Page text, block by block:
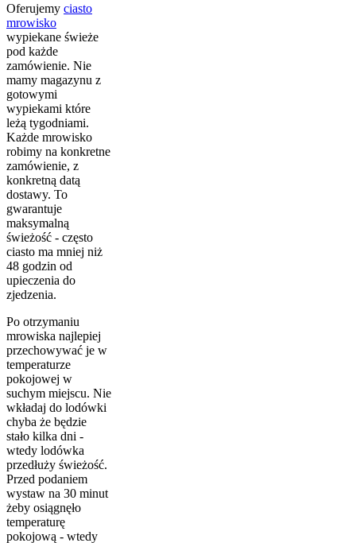
Oferujemy ciasto
mrowisko
wypiekane świeże
pod każde
zamówienie. Nie
mamy magazynu z
gotowymi
wypiekami które
leżą tygodniami.
Każde mrowisko
robimy na konkretne
zamówienie, z
konkretną datą
dostawy. To
gwarantuje
maksymalną
świeżość - często
ciasto ma mniej niż
48 godzin od
upieczenia do
zjedzenia.
Po otrzymaniu
mrowiska najlepiej
przechowywać je w
temperaturze
pokojowej w
suchym miejscu. Nie
wkładaj do lodówki
chyba że będzie
stało kilka dni -
wtedy lodówka
przedłuży świeżość.
Przed podaniem
wystaw na 30 minut
żeby osiągnęło
temperaturę
pokojową - wtedy